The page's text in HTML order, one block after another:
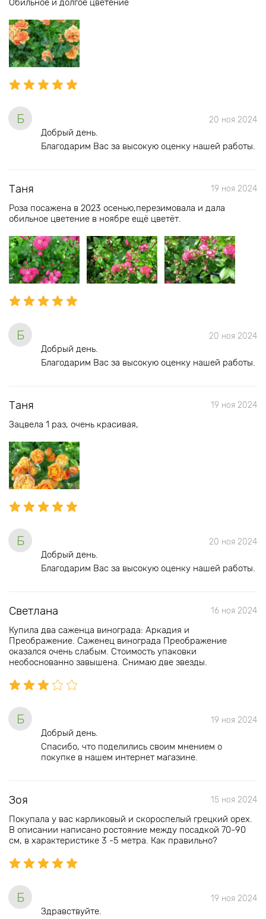
Обильное и долгое цветение
Б 20 ноя 2024
Добрый день.
Благодарим Вас за высокую оценку нашей работы.
Таня 19 ноя 2024
Роза посажена в 2023 осенью,перезимовала и дала
обильное цветение в ноябре ещё цветёт.
Б 20 ноя 2024
Добрый день.
Благодарим Вас за высокую оценку нашей работы.
Таня 19 ноя 2024
Зацвела 1 раз, очень красивая,
Б 20 ноя 2024
Добрый день.
Благодарим Вас за высокую оценку нашей работы.
Светлана 16 ноя 2024
Купила два саженца винограда: Аркадия и
Преображение. Саженец винограда Преображение
оказался очень слабым. Стоимость упаковки
необоснованно завышена. Снимаю две звезды.
Б 19 ноя 2024
Добрый день.
Спасибо, что поделились своим мнением о
покупке в нашем интернет магазине.
Зоя 15 ноя 2024
Покупала у вас карликовый и скороспелый грецкий орех.
В описании написано ростояние между посадкой 70-90
см, в характеристике 3 -5 метра. Как правильно?
Б 19 ноя 2024
Здравствуйте.